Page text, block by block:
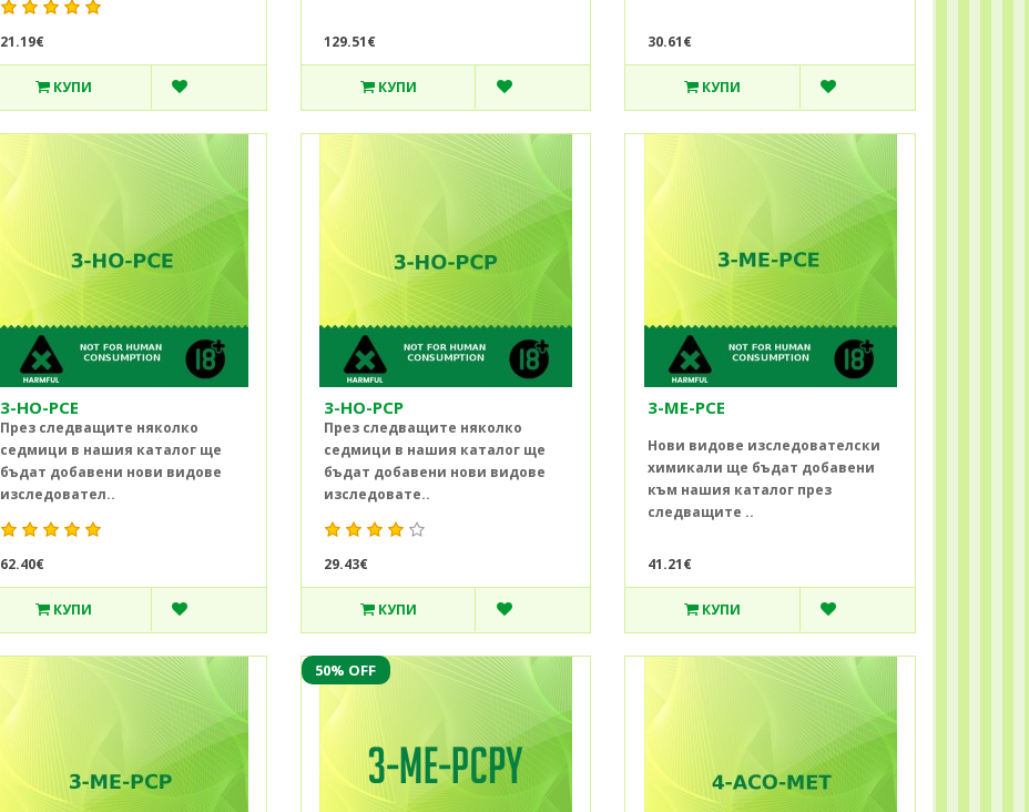
21.19€
КУПИ
129.51€
КУПИ
30.61€
КУПИ
3-HO-PCE
През следващите няколко
седмици в нашия каталог ще
бъдат добавени нови видове
изследовател..
62.40€
КУПИ
3-HO-PCP
През следващите няколко
седмици в нашия каталог ще
бъдат добавени нови видове
изследовате..
29.43€
КУПИ
3-ME-PCE
Нови видове изследователски
химикали ще бъдат добавени
към нашия каталог през
следващите ..
41.21€
КУПИ
50% OFF